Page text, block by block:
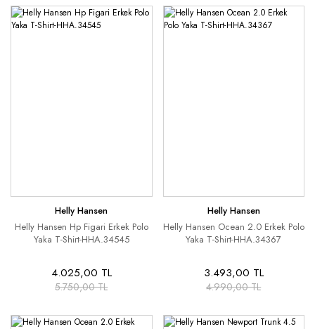
Helly Hansen
Helly Hansen Hp Figari Erkek Polo
Yaka T-Shirt-HHA.34545
4.025,00 TL
5.750,00 TL
Helly Hansen
Helly Hansen Ocean 2.0 Erkek Polo
Yaka T-Shirt-HHA.34367
3.493,00 TL
4.990,00 TL